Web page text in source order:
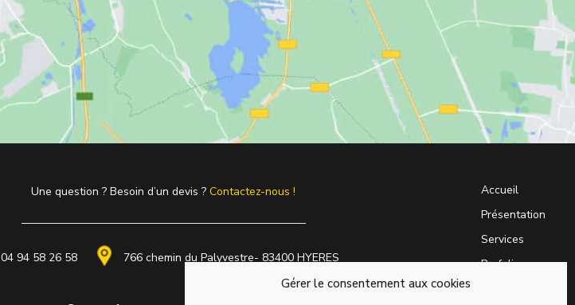
Gérer le consentement aux cookies
Une question ? Besoin d’un devis ?Contactez-nous !
04 94 58 26 58 766 chemin du Palyvestre- 83400 HYERES
Accueil
Présentation
Services
Porfolio